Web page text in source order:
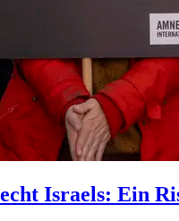
Israels: Ein